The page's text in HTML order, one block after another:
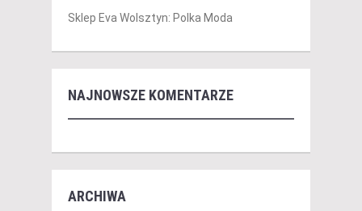
Sklep Eva Wolsztyn: Polka Moda
NAJNOWSZE KOMENTARZE
ARCHIWA